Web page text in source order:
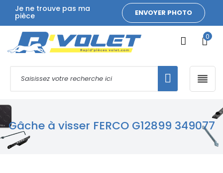
Je ne trouve pas ma
pièce ENVOYER PHOTO
0

Gâche à visser FERCO G12899 349077